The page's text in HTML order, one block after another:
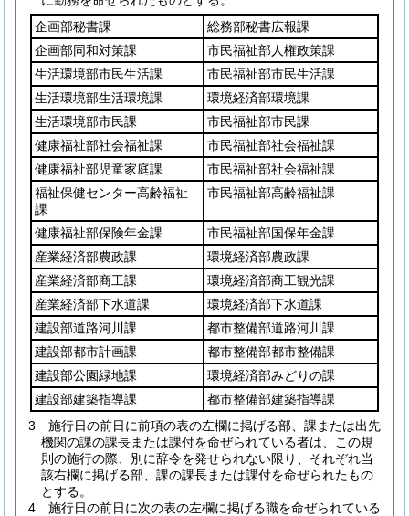
企画部秘書課
総務部秘書広報課
企画部同和対策課
市民福祉部人権政策課
生活環境部市民生活課
市民福祉部市民生活課
生活環境部生活環境課
環境経済部環境課
生活環境部市民課
市民福祉部市民課
健康福祉部社会福祉課
市民福祉部社会福祉課
健康福祉部児童家庭課
市民福祉部社会福祉課
福祉保健センター高齢福祉
課
市民福祉部高齢福祉課
健康福祉部保険年金課
市民福祉部国保年金課
産業経済部農政課
環境経済部農政課
産業経済部商工課
環境経済部商工観光課
産業経済部下水道課
環境経済部下水道課
建設部道路河川課
都市整備部道路河川課
建設部都市計画課
都市整備部都市整備課
建設部公園緑地課
環境経済部みどりの課
建設部建築指導課
都市整備部建築指導課
3
施行日の前日に前項の表の左欄に掲げる部、課または出先
機関の課の課長または課付を命ぜられている者は、この規
則の施行の際、別に辞令を発せられない限り、それぞれ当
該右欄に掲げる部、課の課長または課付を命ぜられたもの
とする。
4
施行日の前日に次の表の左欄に掲げる職を命ぜられている